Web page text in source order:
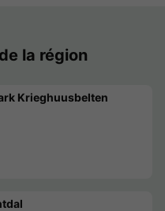
la région
Krieghuusbelten